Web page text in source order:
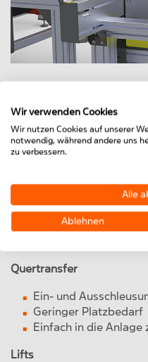
Wichtige
Blick
Präzisionsgefräste
Von allen Seiten
Gleitleisten aus
Quertransfer
Ein- und
Geringer Platzbedarf
Einfach in die Anlage
Lifts
Wir verwenden Cookies
Wir nutzen Cookies auf unserer
notwendig, während andere uns
zu verbessern.
Alle
Ablehnen